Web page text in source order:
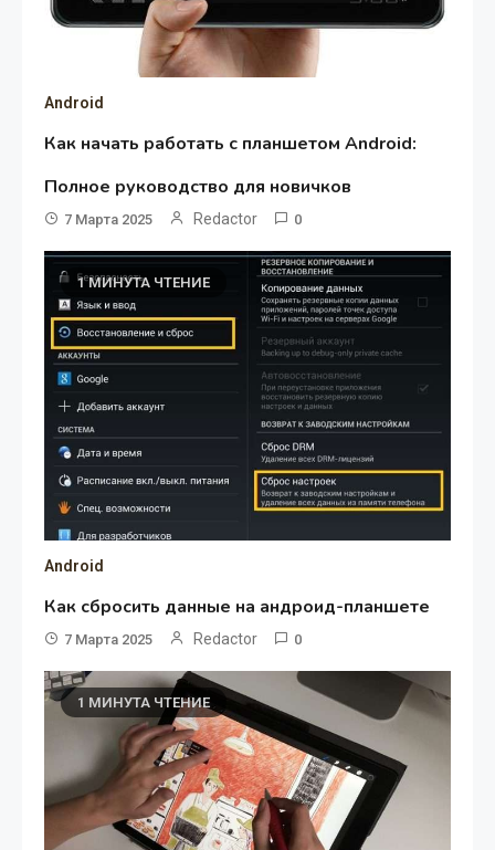
Android
Как начать работать с планшетом Android:
Полное руководство для новичков
7 Марта 2025 Redactor 0
1 МИНУТА ЧТЕНИЕ
Android
Как сбросить данные на андроид-планшете
7 Марта 2025 Redactor 0
1 МИНУТА ЧТЕНИЕ